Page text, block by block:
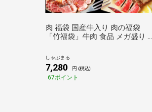
肉 福袋 国産牛入り 肉の福袋
「竹福袋」牛肉 食品 メガ盛り 総
簡単調理 人気 豪華セット 送料無
料 あすつく しゃぶまる
しゃぶまる
7,280 円 (税込)
67ポイント